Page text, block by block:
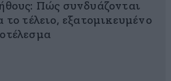
Πώς συνδυάζονται
το τέλειο, εξατομικευμένο